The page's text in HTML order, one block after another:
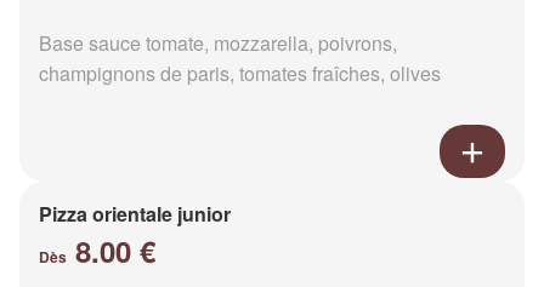
Base sauce tomate, mozzarella, poivrons,
champignons de paris, tomates fraîches, olives
Pizza orientale junior
Dès 8.00 €